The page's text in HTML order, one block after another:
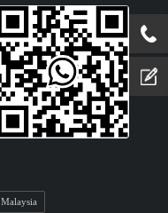
Malaysia